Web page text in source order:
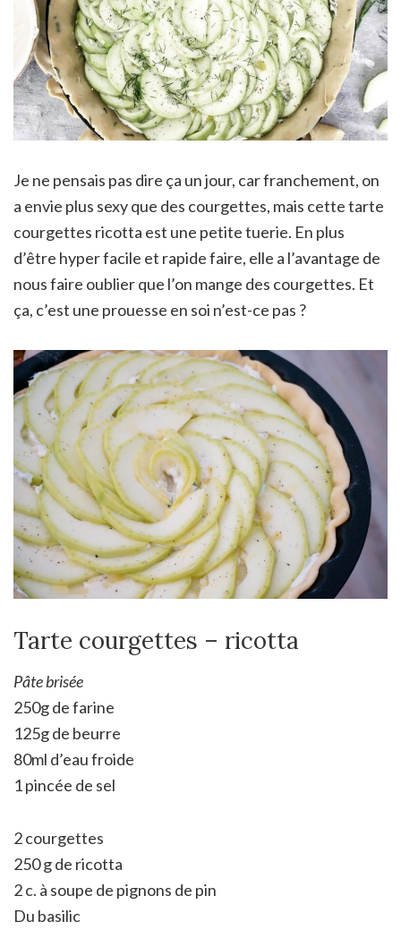
Je ne pensais pas dire ça un jour, car franchement, on
a envie plus sexy que des courgettes, mais cette tarte
courgettes ricotta est une petite tuerie. En plus
d’être hyper facile et rapide faire, elle a l’avantage de
nous faire oublier que l’on mange des courgettes. Et
ça, c’est une prouesse en soi n’est-ce pas ?
Tarte courgettes – ricotta
Pâte brisée
250g de farine
125g de beurre
80ml d’eau froide
1 pincée de sel
2 courgettes
250 g de ricotta
2 c. à soupe de pignons de pin
Du basilic